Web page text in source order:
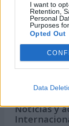
I want to
Retention,
Personal
Purposes
Opted Out
Data
Noticias y